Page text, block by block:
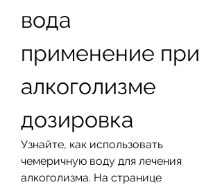
вода
применение при
алкоголизме
дозировка
Узнайте, как использовать
чемеричную воду для лечения
алкоголизма. На странице